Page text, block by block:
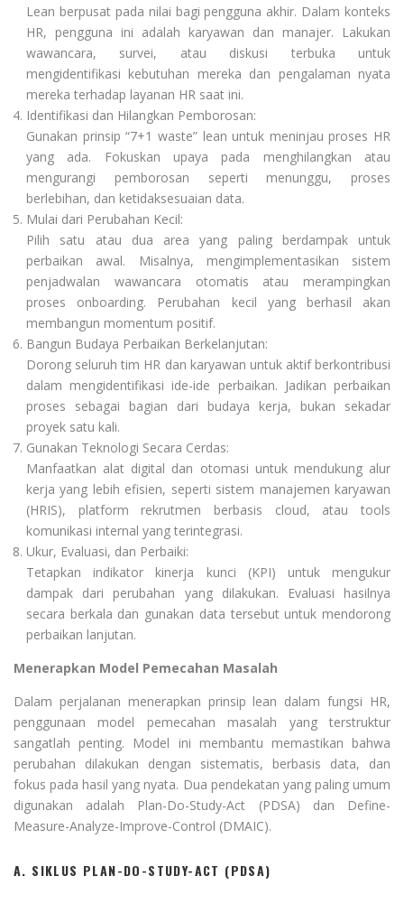
Lean berpusat pada nilai bagi pengguna akhir. Dalam konteks
HR, pengguna ini adalah karyawan dan manajer. Lakukan
wawancara, survei, atau diskusi terbuka untuk
mengidentifikasi kebutuhan mereka dan pengalaman nyata
mereka terhadap layanan HR saat ini.
Identifikasi dan Hilangkan Pemborosan:
Gunakan prinsip “7+1 waste” lean untuk meninjau proses HR
yang ada. Fokuskan upaya pada menghilangkan atau
mengurangi pemborosan seperti menunggu, proses
berlebihan, dan ketidaksesuaian data.
Mulai dari Perubahan Kecil:
Pilih satu atau dua area yang paling berdampak untuk
perbaikan awal. Misalnya, mengimplementasikan sistem
penjadwalan wawancara otomatis atau merampingkan
proses onboarding. Perubahan kecil yang berhasil akan
membangun momentum positif.
Bangun Budaya Perbaikan Berkelanjutan:
Dorong seluruh tim HR dan karyawan untuk aktif berkontribusi
dalam mengidentifikasi ide-ide perbaikan. Jadikan perbaikan
proses sebagai bagian dari budaya kerja, bukan sekadar
proyek satu kali.
Gunakan Teknologi Secara Cerdas:
Manfaatkan alat digital dan otomasi untuk mendukung alur
kerja yang lebih efisien, seperti sistem manajemen karyawan
(HRIS), platform rekrutmen berbasis cloud, atau tools
komunikasi internal yang terintegrasi.
Ukur, Evaluasi, dan Perbaiki:
Tetapkan indikator kinerja kunci (KPI) untuk mengukur
dampak dari perubahan yang dilakukan. Evaluasi hasilnya
secara berkala dan gunakan data tersebut untuk mendorong
perbaikan lanjutan.
Menerapkan Model Pemecahan Masalah
Dalam perjalanan menerapkan prinsip lean dalam fungsi HR,
penggunaan model pemecahan masalah yang terstruktur
sangatlah penting. Model ini membantu memastikan bahwa
perubahan dilakukan dengan sistematis, berbasis data, dan
fokus pada hasil yang nyata. Dua pendekatan yang paling umum
digunakan adalah Plan-Do-Study-Act (PDSA) dan Define-
Measure-Analyze-Improve-Control (DMAIC).
A. SIKLUS PLAN-DO-STUDY-ACT (PDSA)